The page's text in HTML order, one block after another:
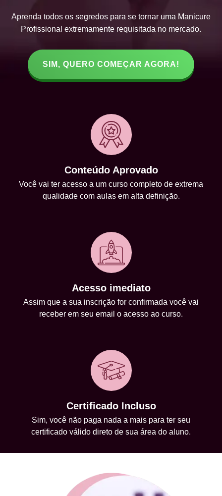
Aprenda todos os segredos para se tornar uma Manicure
Profissional extremamente requisitada no mercado.
SIM, QUERO COMEÇAR AGORA!
Conteúdo Aprovado
Você vai ter acesso a um curso completo de extrema
qualidade com aulas em alta definição.
Acesso imediato
Assim que a sua inscrição for confirmada você vai
receber em seu email o acesso ao curso.
Certificado Incluso
Sim, você não paga nada a mais para ter seu
certificado válido direto de sua área do aluno.